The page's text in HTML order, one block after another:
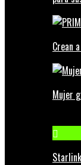
Crean
Mujer